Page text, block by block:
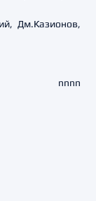
Дм.Казионов,
nnn